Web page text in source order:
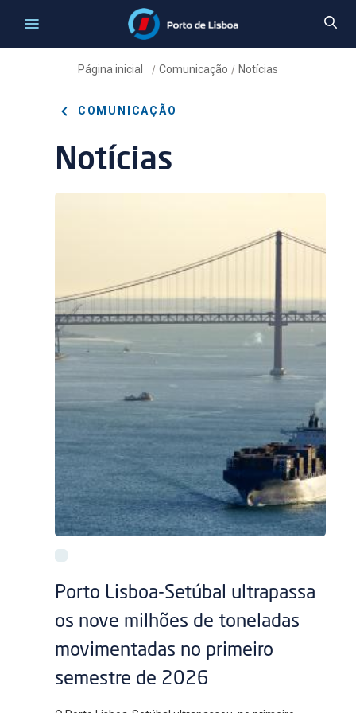
Página inicial / Comunicação / Notícias
COMUNICAÇÃO
Notícias
Porto Lisboa-Setúbal ultrapassa
os nove milhões de toneladas
movimentadas no primeiro
semestre de 2026